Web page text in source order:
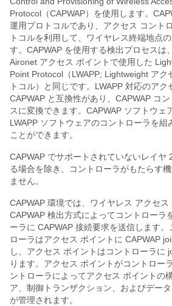
Protocol（CAPWAP）を使用します。
運用プロトコルであり、アクセス コント
トコルを利用して、ワイヤレス終端地点
す。CAPWAP を使用する検出プロセスは
Aironet アクセス ポイントで使用した
Point Protocol（LWAPP; Lightweight アク
トコル）と同じです。LWAPP 対応のアク
CAPWAP と互換性があり、CAPWAP コ
スに変換できます。CAPWAP ソフトウェ
LWAPP ソフトウェアのコントローラを組
ことができます。
CAPWAP でサポートされていないレイヤ
る場合を除き、コントローラがもたらす
ません。
CAPWAP 環境では、ワイヤレス アクセス
CAPWAP 検出方式によってコントローラ
ーラに CAPWAP 接続要求を送信します。
ローラはアクセス ポイントに CAPWAP
し、アクセス ポイントはコントローラに
ります。アクセス ポイントがコントロー
ントローラによってアクセス ポイントの
ア、制御トランザクション、およびデー
が管理されます。